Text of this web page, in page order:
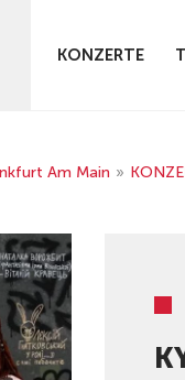
KONZERTE
Am Main »